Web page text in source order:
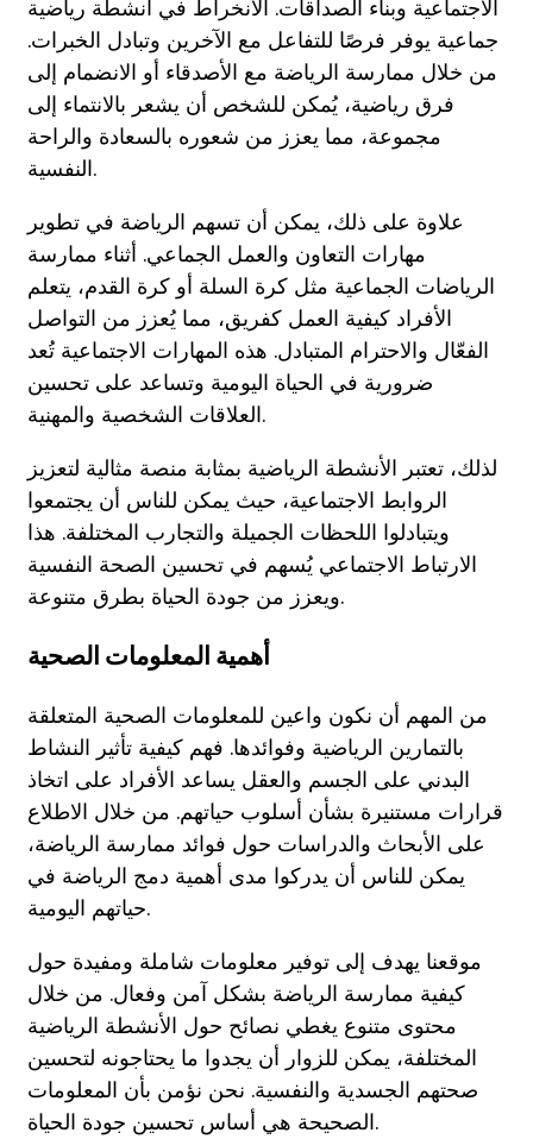
الاجتماعية وبناء الصداقات. الانخراط في أنشطة رياضية
جماعية يوفر فرصًا للتفاعل مع الآخرين وتبادل الخبرات.
من خلال ممارسة الرياضة مع الأصدقاء أو الانضمام إلى
فرق رياضية، يُمكن للشخص أن يشعر بالانتماء إلى
مجموعة، مما يعزز من شعوره بالسعادة والراحة
النفسية.
علاوة على ذلك، يمكن أن تسهم الرياضة في تطوير
مهارات التعاون والعمل الجماعي. أثناء ممارسة
الرياضات الجماعية مثل كرة السلة أو كرة القدم، يتعلم
الأفراد كيفية العمل كفريق، مما يُعزز من التواصل
الفعّال والاحترام المتبادل. هذه المهارات الاجتماعية تُعد
ضرورية في الحياة اليومية وتساعد على تحسين
العلاقات الشخصية والمهنية.
لذلك، تعتبر الأنشطة الرياضية بمثابة منصة مثالية لتعزيز
الروابط الاجتماعية، حيث يمكن للناس أن يجتمعوا
ويتبادلوا اللحظات الجميلة والتجارب المختلفة. هذا
الارتباط الاجتماعي يُسهم في تحسين الصحة النفسية
ويعزز من جودة الحياة بطرق متنوعة.
أهمية المعلومات الصحية
من المهم أن نكون واعين للمعلومات الصحية المتعلقة
بالتمارين الرياضية وفوائدها. فهم كيفية تأثير النشاط
البدني على الجسم والعقل يساعد الأفراد على اتخاذ
قرارات مستنيرة بشأن أسلوب حياتهم. من خلال الاطلاع
على الأبحاث والدراسات حول فوائد ممارسة الرياضة،
يمكن للناس أن يدركوا مدى أهمية دمج الرياضة في
حياتهم اليومية.
موقعنا يهدف إلى توفير معلومات شاملة ومفيدة حول
كيفية ممارسة الرياضة بشكل آمن وفعال. من خلال
محتوى متنوع يغطي نصائح حول الأنشطة الرياضية
المختلفة، يمكن للزوار أن يجدوا ما يحتاجونه لتحسين
صحتهم الجسدية والنفسية. نحن نؤمن بأن المعلومات
الصحيحة هي أساس تحسين جودة الحياة.